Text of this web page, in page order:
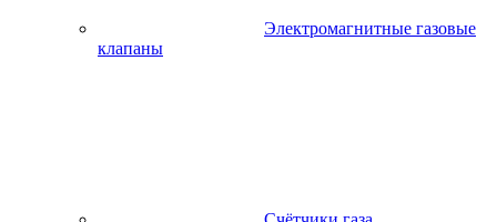
Электромагнитные газовые
клапаны